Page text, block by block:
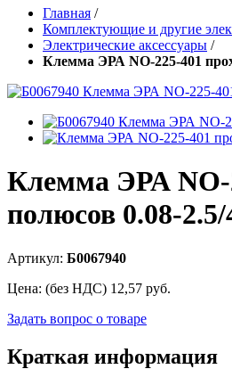
Главная /
Комплектующие и другие
Электрические аксессуары /
Клемма ЭРА NO-225-401
Клемма ЭРА NO-
полюсов 0.08-
Артикул: Б0067940
Цена: (без НДС) 12,57 руб.
Задать вопрос о товаре
Краткая информация